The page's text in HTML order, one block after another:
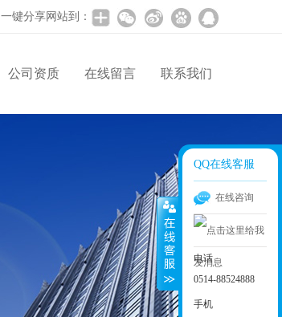
一键分享网站到：
公司资质 在线留言 联系我们
QQ在线客服
在线咨询
电话
0514-88524888
手机